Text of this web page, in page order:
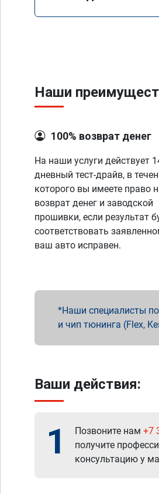
Наши
100% возврат денег
На наши услуги действует
дневный тест-драйв, в
которого вы имеете право
возврат денег и заводской
прошивки, если результат
соответствовать
ваш авто исправен.
Наши специалисты
и чип тюнинга (Flex,
Ваши действия:
1 Позвоните нам +7
получите
консультацию у